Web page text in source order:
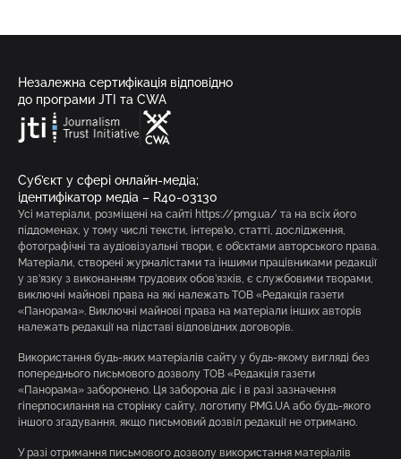
Незалежна сертифікація відповідно
до програми JTI та CWA
Суб’єкт у сфері онлайн-медіа;
ідентифікатор медіа – R40-03130
Усі матеріали, розміщені на сайті https://pmg.ua/ та на всіх його
піддоменах, у тому числі тексти, інтерв’ю, статті, дослідження,
фотографічні та аудіовізуальні твори, є об’єктами авторського права.
Матеріали, створені журналістами та іншими працівниками редакції
у зв’язку з виконанням трудових обов’язків, є службовими творами,
виключні майнові права на які належать ТОВ «Редакція газети
«Панорама». Виключні майнові права на матеріали інших авторів
належать редакції на підставі відповідних договорів.
Використання будь-яких матеріалів сайту у будь-якому вигляді без
попереднього письмового дозволу ТОВ «Редакція газети
«Панорама» заборонено. Ця заборона діє і в разі зазначення
гіперпосилання на сторінку сайту, логотипу PMG.UA або будь-якого
іншого згадування, якщо письмовий дозвіл редакції не отримано.
У разі отримання письмового дозволу використання матеріалів